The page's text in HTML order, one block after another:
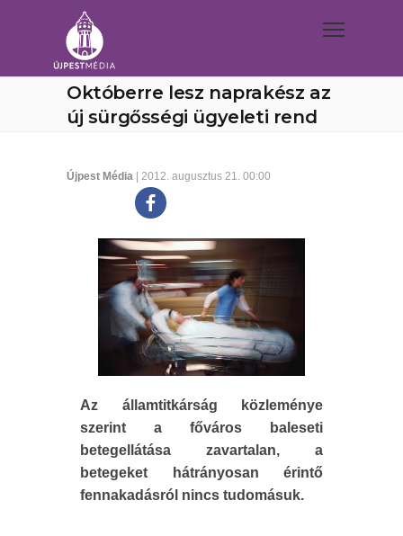
Októberre lesz naprakész az
új sürgősségi ügyeleti rend
Újpest Média | 2012. augusztus 21. 00:00
Az államtitkárság közleménye
szerint a főváros baleseti
betegellátása zavartalan, a
betegeket hátrányosan érintő
fennakadásról nincs tudomásuk.